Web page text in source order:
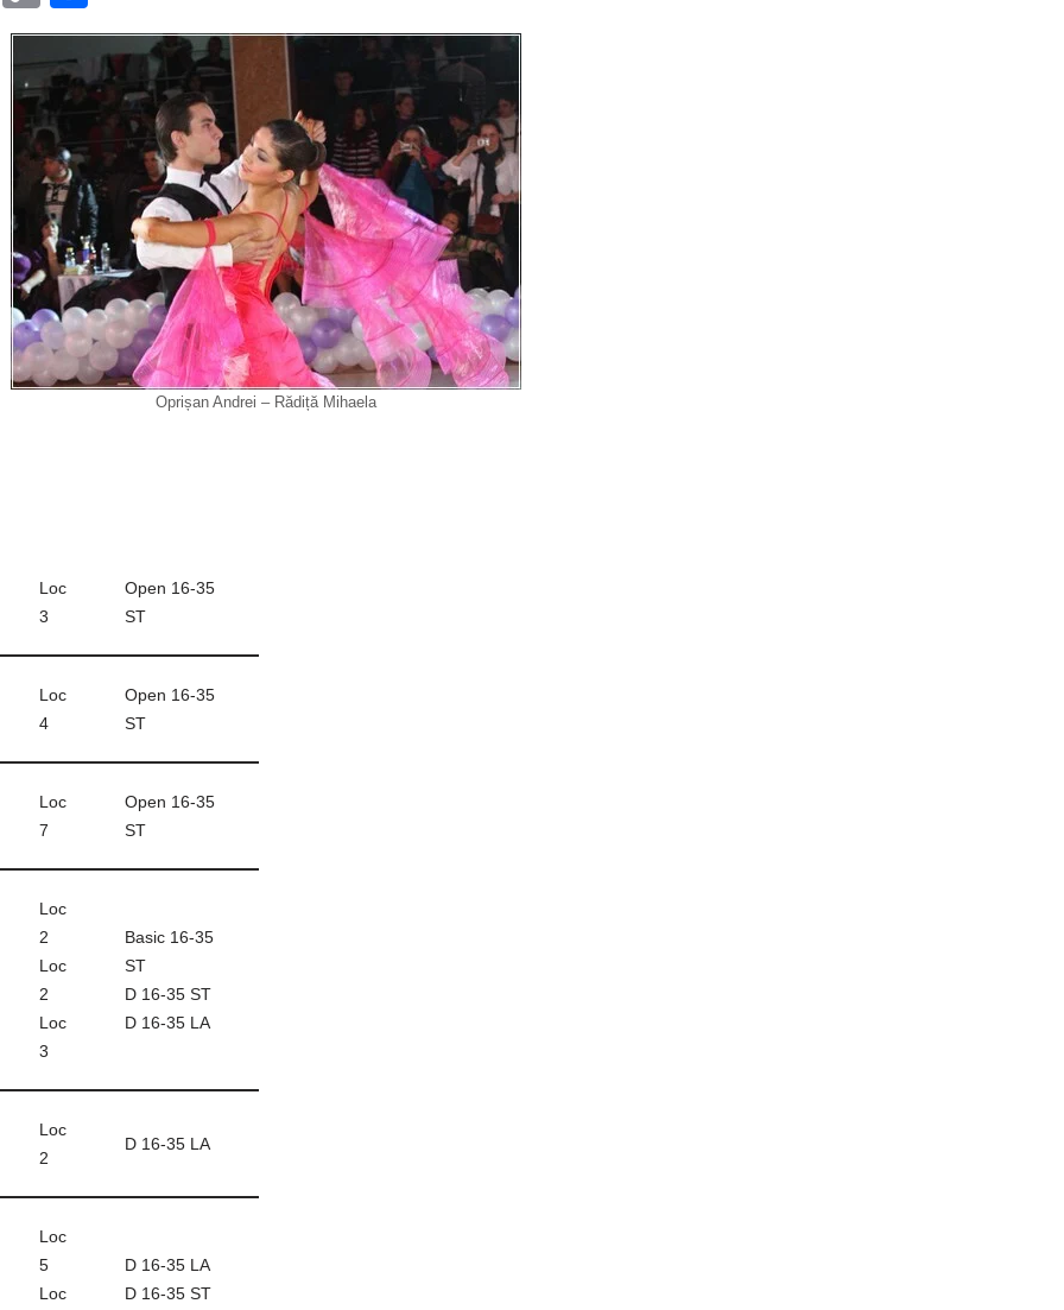
el
e
gr
o
p
y
Li
n
k
ar
ta
je
a
z
ă
Oprișan Andrei – Rădiță Mihaela
Loc
3
Open 16-35
ST
Loc
4
Open 16-35
ST
Loc
7
Open 16-35
ST
Loc
2
Loc
2
Loc
3
Basic 16-35
ST
D 16-35 ST
D 16-35 LA
Loc
2
D 16-35 LA
Loc
5
Loc
D 16-35 LA
D 16-35 ST